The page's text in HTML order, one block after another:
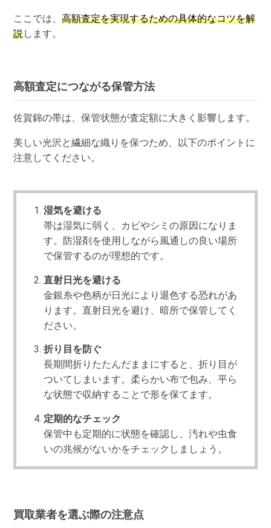
ここでは、高額査定を実現するための具体的なコツを解
説します。
高額査定につながる保管方法
佐賀錦の帯は、保管状態が査定額に大きく影響します。
美しい光沢と繊細な織りを保つため、以下のポイントに
注意してください。
湿気を避ける
帯は湿気に弱く、カビやシミの原因になりま
す。防湿剤を使用しながら風通しの良い場所
で保管するのが理想的です。
直射日光を避ける
金銀糸や色柄が日光により退色する恐れがあ
ります。直射日光を避け、暗所で保管してく
ださい。
折り目を防ぐ
長期間折りたたんだままにすると、折り目が
ついてしまいます。柔らかい布で包み、平ら
な状態で収納することで形を保てます。
定期的なチェック
保管中も定期的に状態を確認し、汚れや虫食
いの兆候がないかをチェックしましょう。
買取業者を選ぶ際の注意点